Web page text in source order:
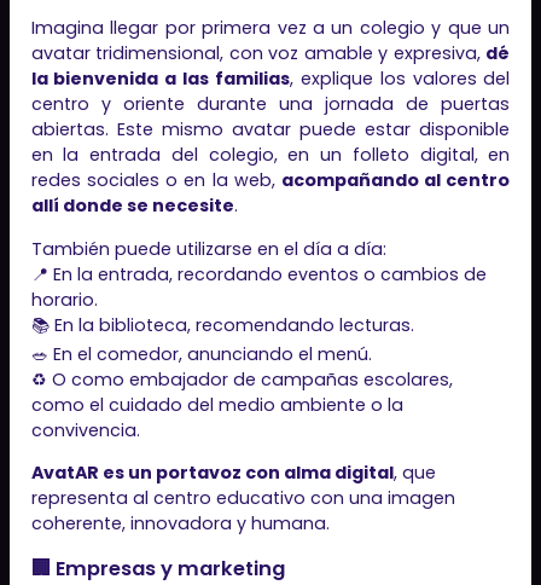
Imagina llegar por primera vez a un colegio y que un
avatar tridimensional, con voz amable y expresiva, dé
la bienvenida a las familias, explique los valores del
centro y oriente durante una jornada de puertas
abiertas. Este mismo avatar puede estar disponible
en la entrada del colegio, en un folleto digital, en
redes sociales o en la web, acompañando al centro
allí donde se necesite.
También puede utilizarse en el día a día:
📍 En la entrada, recordando eventos o cambios de
horario.
📚 En la biblioteca, recomendando lecturas.
🥗 En el comedor, anunciando el menú.
♻️ O como embajador de campañas escolares,
como el cuidado del medio ambiente o la
convivencia.
AvatAR es un portavoz con alma digital, que
representa al centro educativo con una imagen
coherente, innovadora y humana.
🏢 Empresas y marketing